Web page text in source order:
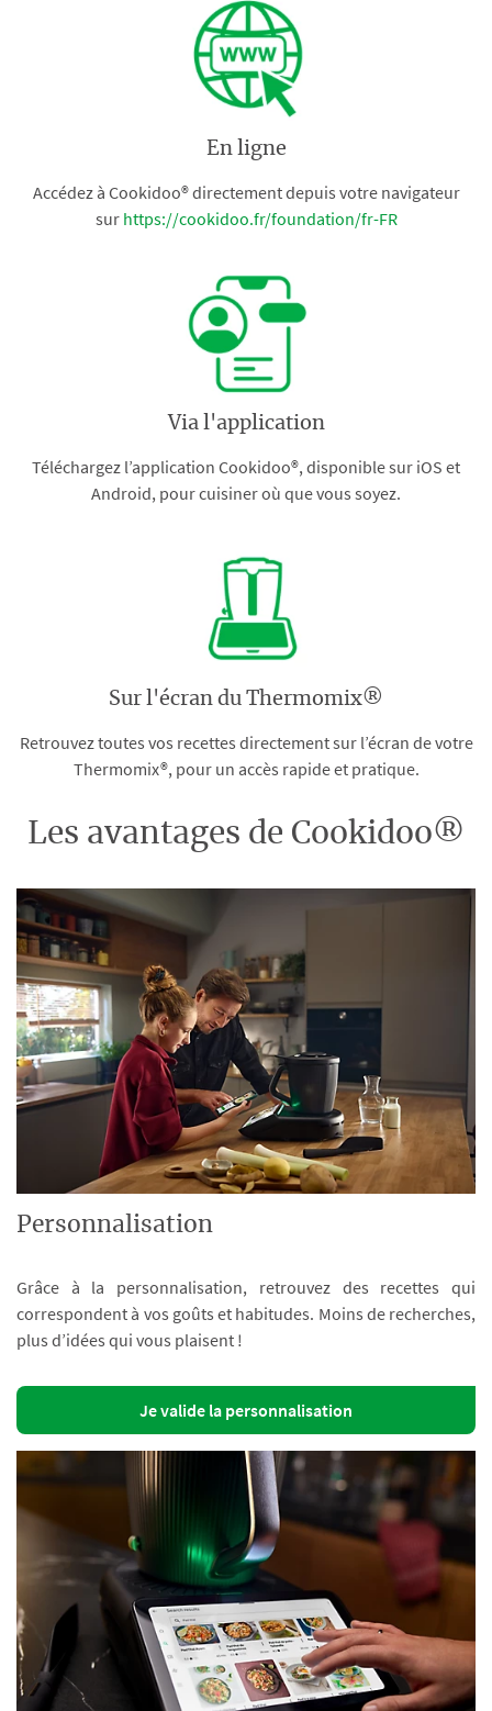
En ligne
Accédez à Cookidoo® directement depuis votre navigateur
sur https://cookidoo.fr/foundation/fr-FR
Via l'application
Téléchargez l’application Cookidoo®, disponible sur iOS et
Android, pour cuisiner où que vous soyez.
Sur l'écran du Thermomix®
Retrouvez toutes vos recettes directement sur l’écran de votre
Thermomix®, pour un accès rapide et pratique.
Les avantages de Cookidoo®
Personnalisation
Grâce à la personnalisation, retrouvez des recettes qui
correspondent à vos goûts et habitudes. Moins de recherches,
plus d’idées qui vous plaisent !
Je valide la personnalisation